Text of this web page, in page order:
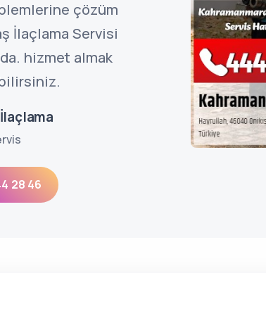
çözüm
İlaçlama Servisi
hizmet almak
28 46